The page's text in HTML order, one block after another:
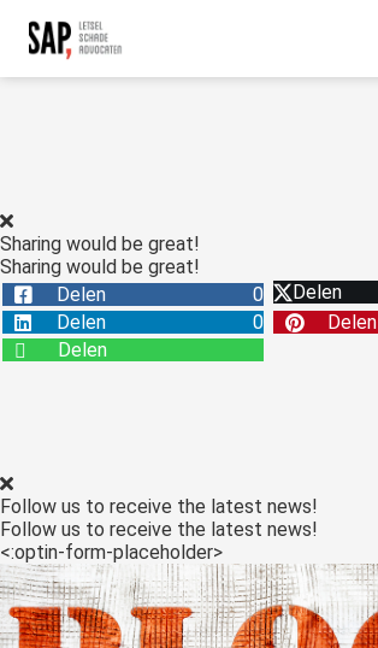
Sharing would be great!
Sharing would be great!
Delen
0 Delen
Delen
0 Delen
Delen
Follow us to receive the latest news!
Follow us to receive the latest news!
<:optin-form-placeholder>